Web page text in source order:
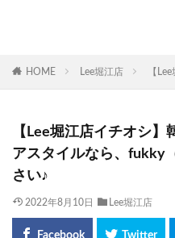
HOME Lee堀江店 【
【Lee堀江店イチオシ
アスタイルなら、fukky
さい♪
2022年8月10日 Lee堀江店